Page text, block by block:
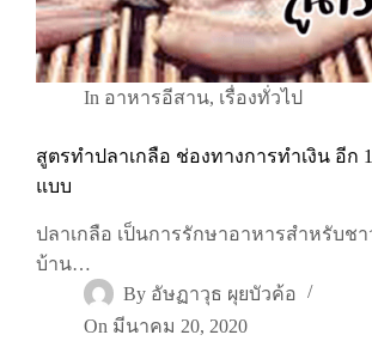
In อาหารอีสาน, เรื่องทั่วไป
สูตรทำปลาเกลือ ช่องทางการทำเงิน อีก
แบบ
ปลาเกลือ เป็นการรักษาอาหารสำหรับชา
บ้าน…
By อัษฏาวุธ ผุยบัวค้อ
On มีนาคม 20, 2020